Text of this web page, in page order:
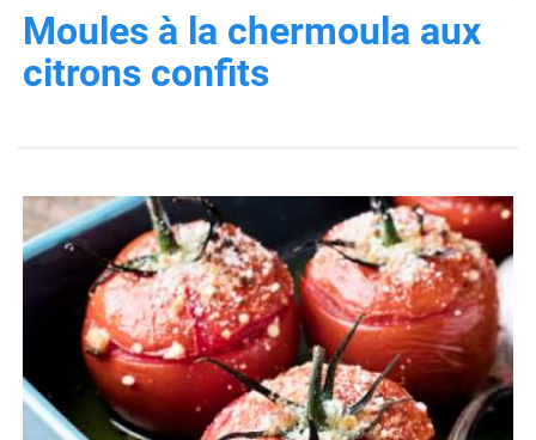
Moules à la chermoula aux
citrons confits